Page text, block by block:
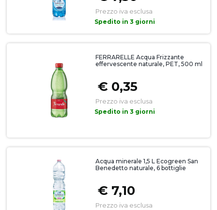
Prezzo iva esclusa
Spedito in 3 giorni
FERRARELLE Acqua Frizzante
effervescente naturale, PET, 500 ml
€ 0,35
Prezzo iva esclusa
Spedito in 3 giorni
Acqua minerale 1,5 L Ecogreen San
Benedetto naturale, 6 bottiglie
€ 7,10
Prezzo iva esclusa